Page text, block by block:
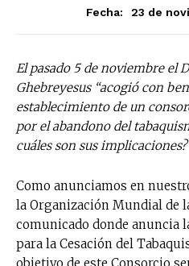
Fecha:
23 de
El pasado 5 de noviembre el
Ghebreyesus “acogió con
establecimiento de un
por el abandono del
cuáles son sus implicaciones?
Como anunciamos en
la Organización Mundial de
comunicado donde anuncia
para la Cesación del
objetivo de este Consorcio